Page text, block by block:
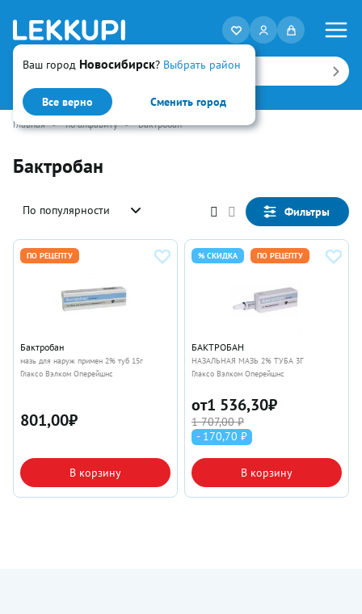
Ваш город Новосибирск? Выбрать район
Все верно Сменить город
Искать
Главная • по алфавиту • Бактробан
Бактробан
По популярности Фильтры
ПО РЕЦЕПТУ
Бактробан
мазь для наруж примен 2% туб 15г
Глаксо Вэлком Оперейшнс
801,00₽
В корзину
% СКИДКА ПО РЕЦЕПТУ
БАКТРОБАН
НАЗАЛЬНАЯ МАЗЬ 2% ТУБА 3Г
Глаксо Вэлком Оперейшнс
от1 536,30₽
1 707,00 ₽
- 170,70 ₽
В корзину